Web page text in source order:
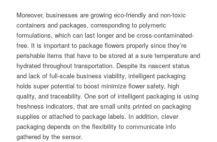
Moreover, businesses are growing eco-friendly and non-toxic
containers and packages, corresponding to polymeric
formulations, which can last longer and be cross-contaminated-
free. It is important to package flowers properly since they’re
perishable items that have to be stored at a sure temperature and
hydrated throughout transportation. Despite its nascent status
and lack of full-scale business viability, intelligent packaging
holds super potential to boost minimize flower safety, high
quality, and traceability. One sort of intelligent packaging is using
freshness indicators, that are small units printed on packaging
supplies or attached to package labels. In addition, clever
packaging depends on the flexibility to communicate info
gathered by the sensor.